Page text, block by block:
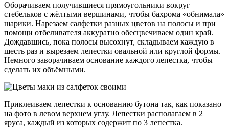
Оборачиваем получившиеся прямоугольники вокруг
стебельков с жёлтыми вершинами, чтобы бахрома «обнимала»
шарики. Нарезаем салфетки разных цветов на полосы и при
помощи отбеливателя аккуратно обесцвечиваем один край.
Дождавшись, пока полосы высохнут, складываем каждую в
шесть раз и вырезаем лепестки овальной или круглой формы.
Немного заворачиваем основание каждого лепестка, чтобы
сделать их объёмными.
Приклеиваем лепестки к основанию бутона так, как показано
на фото в левом верхнем углу. Лепестки располагаем в 2
яруса, каждый из которых содержит по 3 лепестка.